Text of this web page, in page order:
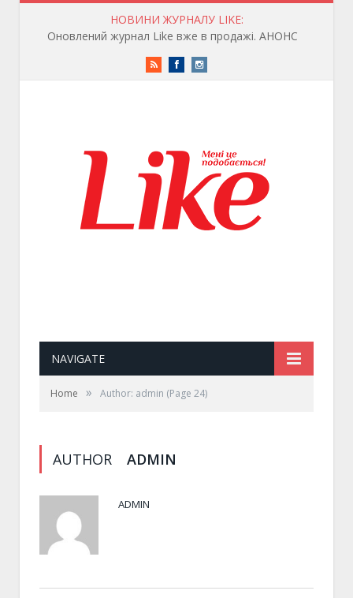
НОВИНИ ЖУРНАЛУ LIKE:
Оновлений журнал Like вже в продажі. АНОНС
RSS FacebookInstagram
NAVIGATE
Home » Author: admin (Page 24)
AUTHOR ADMIN
ADMIN